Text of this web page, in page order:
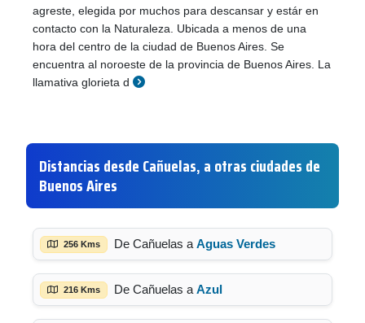
agreste, elegida por muchos para descansar y estár en
contacto con la Naturaleza. Ubicada a menos de una
hora del centro de la ciudad de Buenos Aires. Se
encuentra al noroeste de la provincia de Buenos Aires. La
llamativa glorieta d
Distancias desde Cañuelas, a otras ciudades de
Buenos Aires
256 Kms De Cañuelas a Aguas Verdes
216 Kms De Cañuelas a Azul